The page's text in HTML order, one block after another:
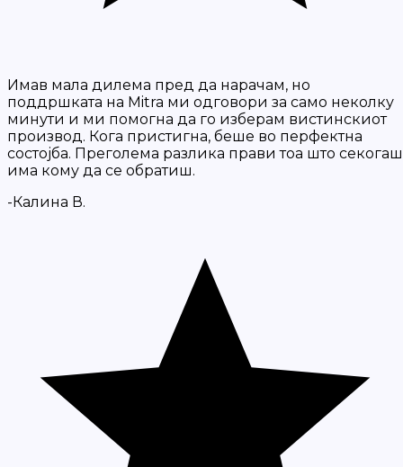
Имав мала дилема пред да нарачам, но
поддршката на Mitra ми одговори за само неколку
минути и ми помогна да го изберам вистинскиот
производ. Кога пристигна, беше во перфектна
состојба. Преголема разлика прави тоа што секогаш
има кому да се обратиш.
-Калина В.